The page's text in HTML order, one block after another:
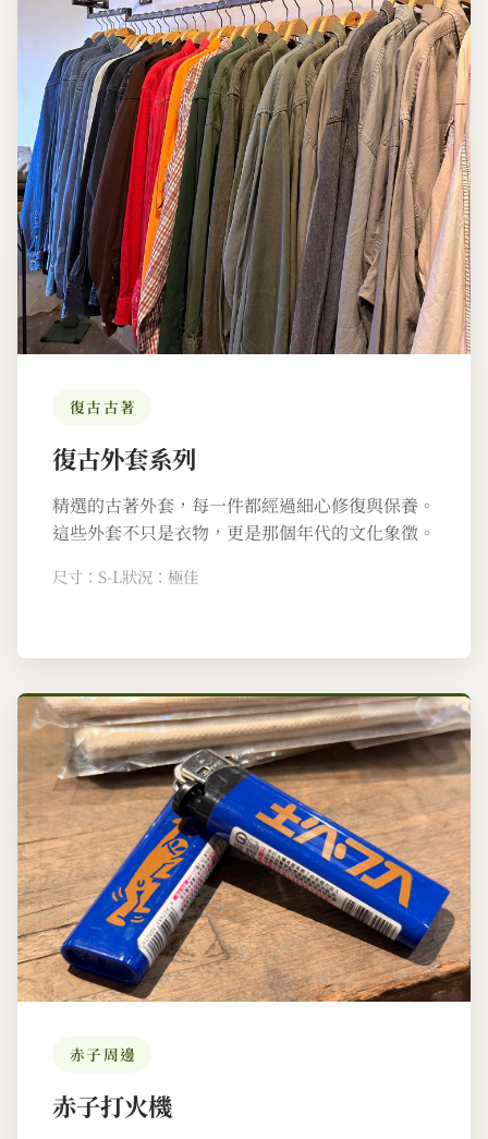
復古古著
復古外套系列
精選的古著外套，每一件都經過細心修復與保養。
這些外套不只是衣物，更是那個年代的文化象徵。
尺寸：S-L狀況：極佳
赤子周邊
赤子打火機